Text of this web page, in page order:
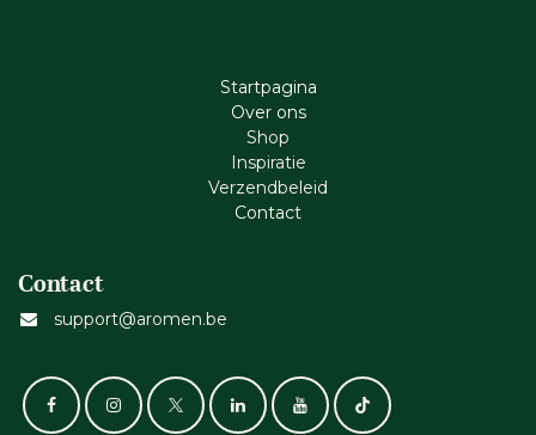
Startpagina
Ove​r​ ons
Shop
Inspiratie
Verzendbeleid
Cont​act
Contact
support@aromen.be